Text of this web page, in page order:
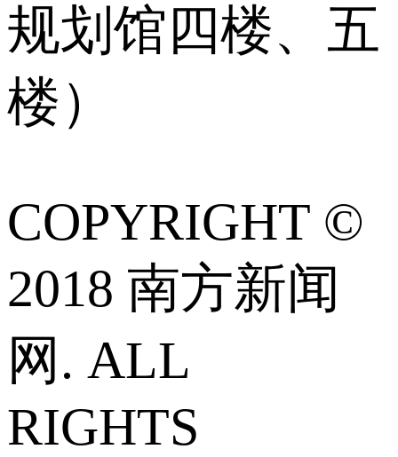
规划馆四楼、五
楼）
COPYRIGHT ©
2018 南方新闻
网. ALL
RIGHTS